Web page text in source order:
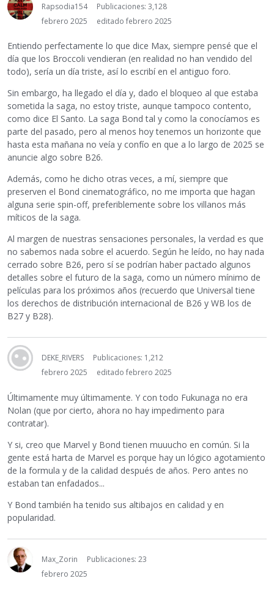
Rapsodia154
Publicaciones: 3,128
febrero 2025
editado febrero 2025
Entiendo perfectamente lo que dice Max, siempre pensé que el
día que los Broccoli vendieran (en realidad no han vendido del
todo), sería un día triste, así lo escribí en el antiguo foro.
Sin embargo, ha llegado el día y, dado el bloqueo al que estaba
sometida la saga, no estoy triste, aunque tampoco contento,
como dice El Santo. La saga Bond tal y como la conocíamos es
parte del pasado, pero al menos hoy tenemos un horizonte que
hasta esta mañana no veía y confío en que a lo largo de 2025 se
anuncie algo sobre B26.
Además, como he dicho otras veces, a mí, siempre que
preserven el Bond cinematográfico, no me importa que hagan
alguna serie spin-off, preferiblemente sobre los villanos más
míticos de la saga.
Al margen de nuestras sensaciones personales, la verdad es que
no sabemos nada sobre el acuerdo. Según he leído, no hay nada
cerrado sobre B26, pero sí se podrían haber pactado algunos
detalles sobre el futuro de la saga, como un número mínimo de
películas para los próximos años (recuerdo que Universal tiene
los derechos de distribución internacional de B26 y WB los de
B27 y B28).
DEKE_RIVERS
Publicaciones: 1,212
febrero 2025
editado febrero 2025
Últimamente muy últimamente. Y con todo Fukunaga no era
Nolan (que por cierto, ahora no hay impedimento para
contratar).
Y si, creo que Marvel y Bond tienen muuucho en común. Si la
gente está harta de Marvel es porque hay un lógico agotamiento
de la formula y de la calidad después de años. Pero antes no
estaban tan enfadados...
Y Bond también ha tenido sus altibajos en calidad y en
popularidad.
Max_Zorin
Publicaciones: 23
febrero 2025